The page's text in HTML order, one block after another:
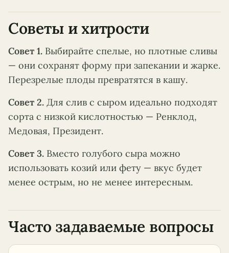
Советы и хитрости
Совет 1. Выбирайте спелые, но плотные сливы
— они сохранят форму при запекании и жарке.
Перезрелые плоды превратятся в кашу.
Совет 2. Для слив с сыром идеально подходят
сорта с низкой кислотностью — Ренклод,
Медовая, Президент.
Совет 3. Вместо голубого сыра можно
использовать козий или фету — вкус будет
менее острым, но не менее интересным.
Часто задаваемые вопросы